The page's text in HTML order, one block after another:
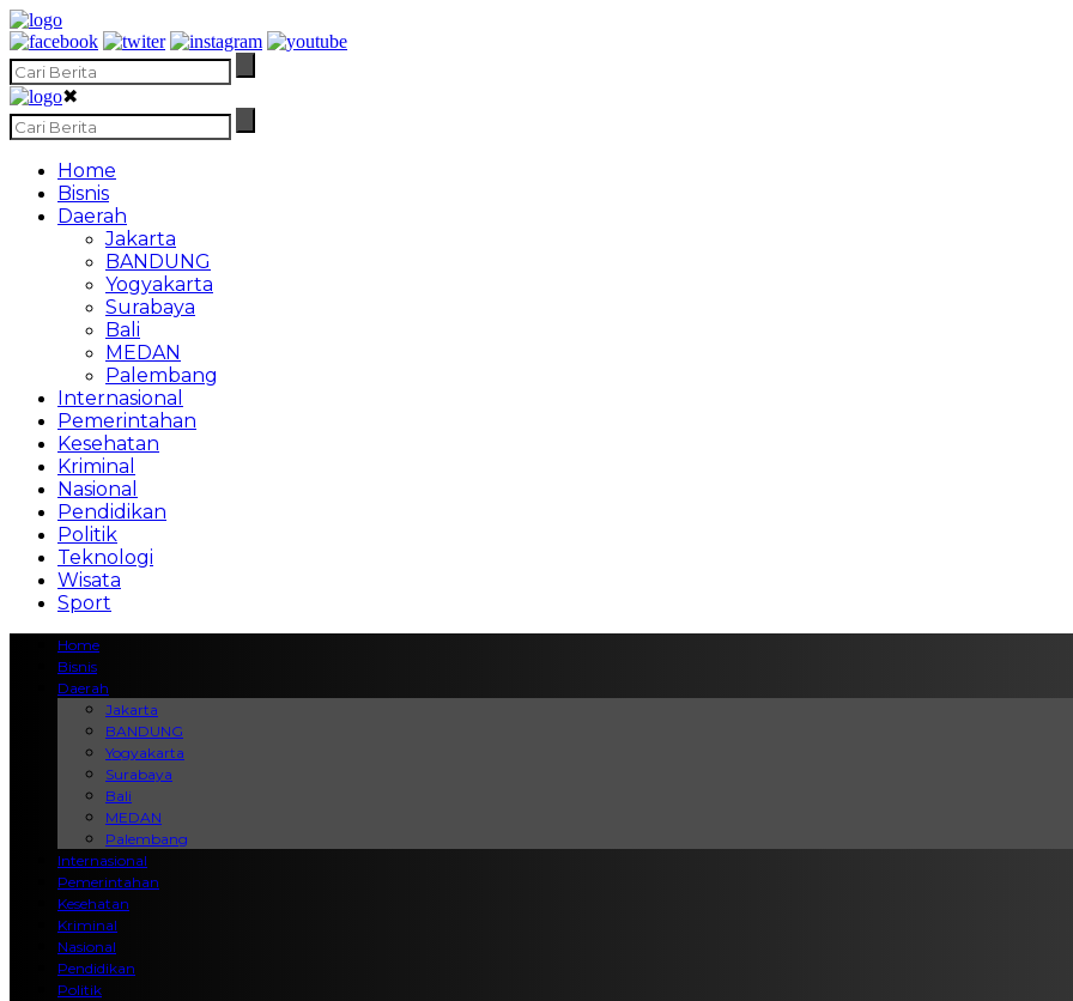
✖
Home
Bisnis
Daerah
Jakarta
BANDUNG
Yogyakarta
Surabaya
Bali
MEDAN
Palembang
Internasional
Pemerintahan
Kesehatan
Kriminal
Nasional
Pendidikan
Politik
Teknologi
Wisata
Sport
Home
Bisnis
Daerah
Jakarta
BANDUNG
Yogyakarta
Surabaya
Bali
MEDAN
Palembang
Internasional
Pemerintahan
Kesehatan
Kriminal
Nasional
Pendidikan
Politik